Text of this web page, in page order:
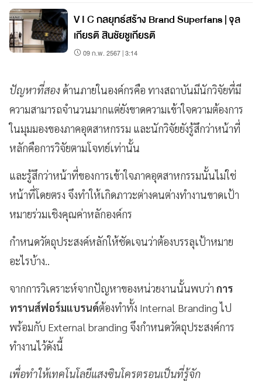
V I C กลยุทธ์สร้าง Brand Superfans | จุล
เกียรติ สินชัยชูเกียรติ
09 ก.พ. 2567 | 3:14
ปัญหาที่สองด้านภายในองค์กรคือ ทางสถาบันมีนักวิจัยที่มี
ความสามารถจำนวนมากแต่ยังขาดความเข้าใจความต้องการ
ในมุมมองของภาคอุตสาหกรรม และนักวิจัยยังรู้สึกว่าหน้าที่
หลักคือการวิจัยตามโจทย์เท่านั้น
และรู้สึกว่าหน้าที่ของการเข้าใจภาคอุตสาหกรรมนั้นไม่ใช่
หน้าที่โดยตรง จึงทำให้เกิดภาวะต่างคนต่างทำงานขาดเป้า
หมายร่วมเชิงคุณค่าหลักองค์กร
กำหนดวัตถุประสงค์หลักให้ชัดเจนว่าต้องบรรลุเป้าหมาย
อะไรบ้าง..
จากการวิเคราะห์จากปัญหาของหน่วยงานนั้นพบว่า การ
ทรานส์ฟอร์มแบรนด์ต้องทำทั้ง Internal Branding ไป
พร้อมกับ External branding จึงกำหนดวัตถุประสงค์การ
ทำงานไว้ดังนี้
เพื่อทำให้เทคโนโลยีแสงซินโครตรอนเป็นที่รู้จัก